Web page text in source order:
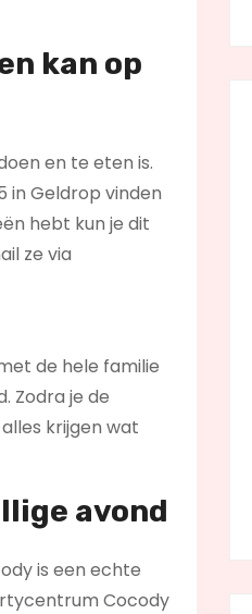
kan op
en te eten is.
in Geldrop vinden
hebt kun je dit
ze via
de hele familie
Zodra je de
krijgen wat
avond
is een echte
Cocody